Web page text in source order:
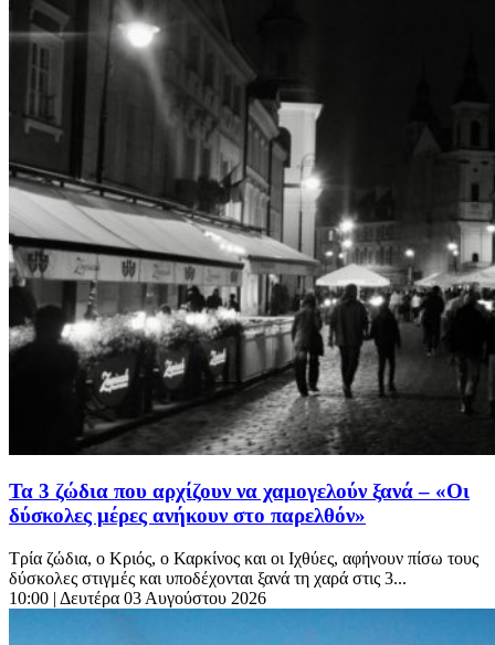
Τα 3 ζώδια που αρχίζουν να χαμογελούν ξανά – «Οι
δύσκολες μέρες ανήκουν στο παρελθόν»
Τρία ζώδια, ο Κριός, ο Καρκίνος και οι Ιχθύες, αφήνουν πίσω τους
δύσκολες στιγμές και υποδέχονται ξανά τη χαρά στις 3...
10:00 | Δευτέρα 03 Αυγούστου 2026